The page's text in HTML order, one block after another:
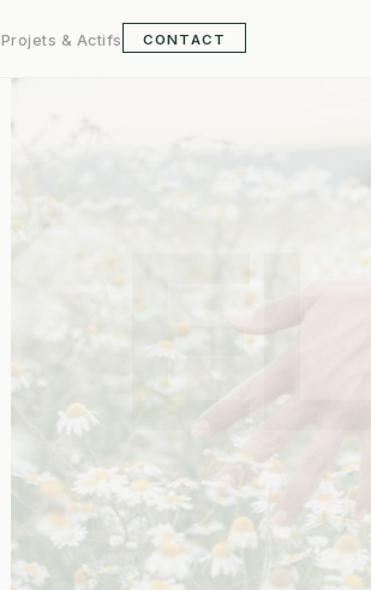
Projets & Actifs CONTACT
EL